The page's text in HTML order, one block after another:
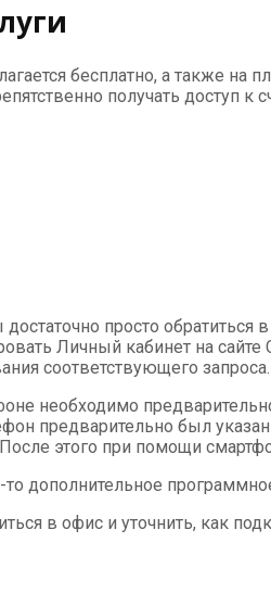
бесплатно, а также на
получать доступ
просто
Личный кабинет на
соответствующего запроса.
необходимо
предварительно был
этого при помощи
дополнительное
в офис и уточнить, как